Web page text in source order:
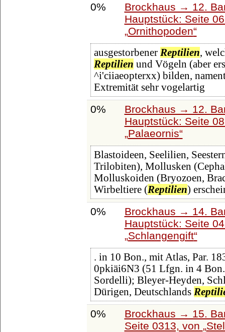
0%
Brockhaus → 12.
Hauptstück: Seite
Ornithopoden
ausgestorbener Reptilien,
Reptilien und Vögeln (aber
^i'ciiaeopterxx) bilden,
Extremität sehr vogelartig
0%
Brockhaus → 12.
Hauptstück: Seite
Palaeornis
Blastoideen, Seelilien,
Trilobiten), Mollusken
Molluskoiden (Bryozoen,
Wirbeltiere (Reptilien)
0%
Brockhaus → 14.
Hauptstück: Seite
Schlangengift
. in 10 Bon., mit Atlas, Par.
0pkiäi6N3 (51 Lfgn. in 4
Sordelli); Bleyer-Heyden,
Dürigen, Deutschlands
0%
Brockhaus → 15.
Seite 0313, von